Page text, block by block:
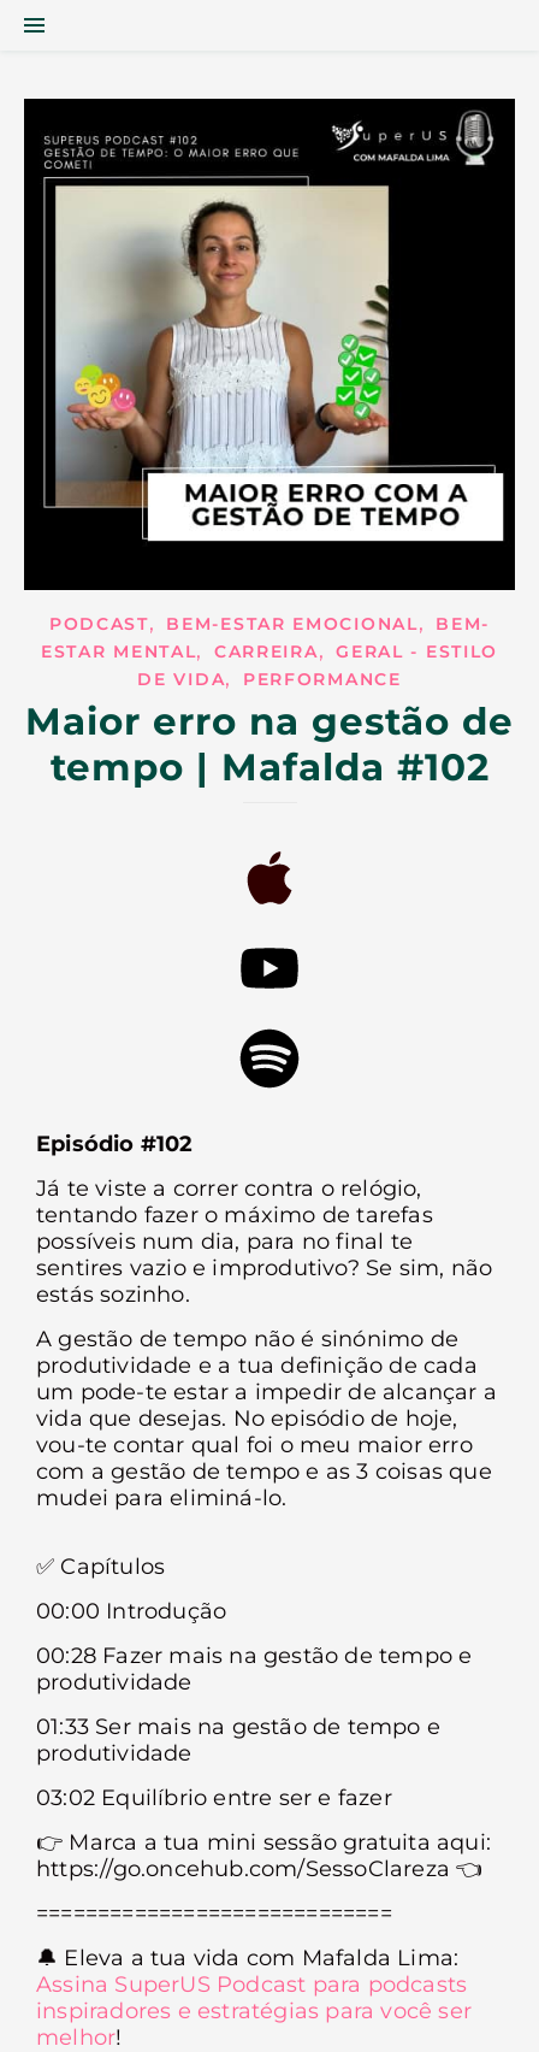
PODCAST, BEM-ESTAR EMOCIONAL,
BEM-
ESTAR MENTAL, CARREIRA,GERAL - ESTILO
DE VIDA, PERFORMANCE
Maior erro na gestão de
tempo | Mafalda #102
Episódio #102
Já te viste a correr contra o relógio,
tentando fazer o máximo de tarefas
possíveis num dia, para no final te
sentires vazio e improdutivo? Se sim, não
estás sozinho.
A gestão de tempo não é sinónimo de
produtividade e a tua definição de cada
um pode-te estar a impedir de alcançar a
vida que desejas. No episódio de hoje,
vou-te contar qual foi o meu maior erro
com a gestão de tempo e as 3 coisas que
mudei para eliminá-lo.
✅ Capítulos
00:00 Introdução
00:28 Fazer mais na gestão de tempo e
produtividade
01:33 Ser mais na gestão de tempo e
produtividade
03:02 Equilíbrio entre ser e fazer
👉 Marca a tua mini sessão gratuita aqui:
https://go.oncehub.com/SessoClareza 👈
=============================
🔔 Eleva a tua vida com Mafalda Lima:
Assina SuperUS Podcast para podcasts
inspiradores e estratégias para você ser
melhor!